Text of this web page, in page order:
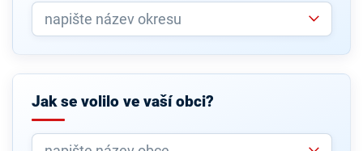
Jak se volilo ve vaší obci?